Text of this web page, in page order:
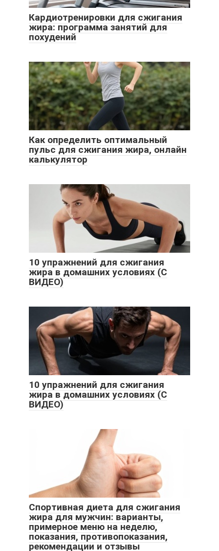
Кардиотренировки для сжигания
жира: программа занятий для
похудений
Как определить оптимальный
пульс для сжигания жира, онлайн
калькулятор
10 упражнений для сжигания
жира в домашних условиях (С
ВИДЕО)
10 упражнений для сжигания
жира в домашних условиях (С
ВИДЕО)
Спортивная диета для сжигания
жира для мужчин: варианты,
примерное меню на неделю,
показания, противопоказания,
рекомендации и отзывы